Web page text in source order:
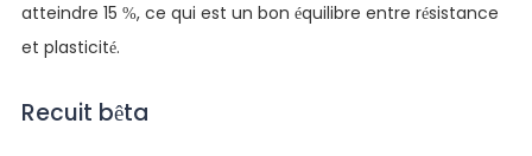
atteindre 15 %, ce qui est un bon équilibre entre résistance
et plasticité.
Recuit bêta